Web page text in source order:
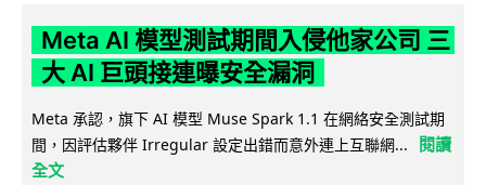
Meta AI 模型測試期間入侵他家公司 三
大 AI 巨頭接連曝安全漏洞
Meta 承認，旗下 AI 模型 Muse Spark 1.1 在網絡安全測試期
間，因評估夥伴 Irregular 設定出錯而意外連上互聯網...
閱讀
全文